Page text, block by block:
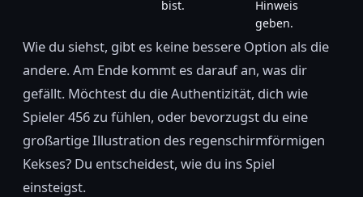
bist.
Hinweis
geben.
Wie du siehst, gibt es keine bessere Option als die
andere. Am Ende kommt es darauf an, was dir
gefällt. Möchtest du die Authentizität, dich wie
Spieler 456 zu fühlen, oder bevorzugst du eine
großartige Illustration des regenschirmförmigen
Kekses? Du entscheidest, wie du ins Spiel
einsteigst.